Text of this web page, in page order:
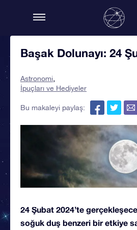
Başak Dolunayı: 24
Astronomi
İpuçları ve Hediyeler
Bu makaleyi paylaş:
24 Şubat 2024’te
soğuk duş benzeri bir etkiye